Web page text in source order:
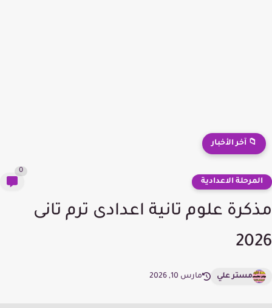
📁 آخر الأخبار
الاعدادية
علوم تانية اعدادى ترم تانى
مستر علي مارس 10, 2026